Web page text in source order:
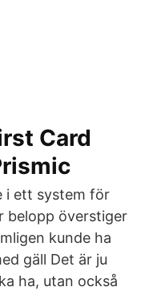
Card
i ett system för
belopp överstiger
kunde ha
gäll Det är ju
ha, utan också